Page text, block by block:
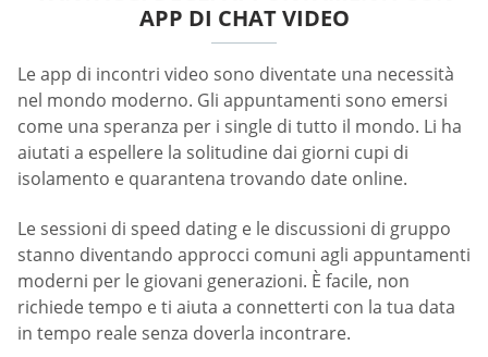
APP DI CHAT VIDEO
Le app di incontri video sono diventate una necessità
nel mondo moderno. Gli appuntamenti sono emersi
come una speranza per i single di tutto il mondo. Li ha
aiutati a espellere la solitudine dai giorni cupi di
isolamento e quarantena trovando date online.
Le sessioni di speed dating e le discussioni di gruppo
stanno diventando approcci comuni agli appuntamenti
moderni per le giovani generazioni. È facile, non
richiede tempo e ti aiuta a connetterti con la tua data
in tempo reale senza doverla incontrare.